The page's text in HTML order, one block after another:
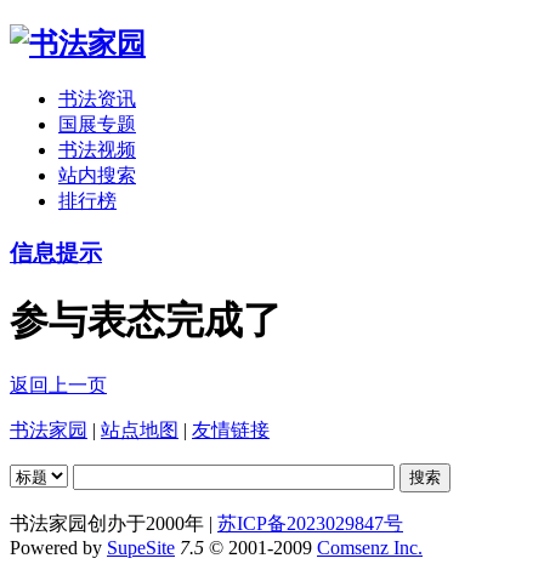
书法资讯
国展专题
书法视频
站内搜索
排行榜
信息提示
参与表态完成了
返回上一页
书法家园 | 站点地图 | 友情链接
书法家园创办于2000年 | 苏ICP备2023029847号
Powered by SupeSite 7.5 © 2001-2009 Comsenz Inc.